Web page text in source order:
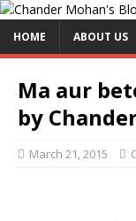
HOME ABOUT US
Ma aur
by
March 21, 2015